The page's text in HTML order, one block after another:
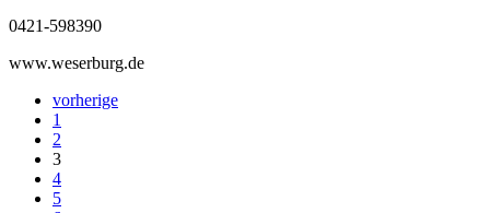
0421-598390
www.weserburg.de
vorherige
1
2
3
4
5